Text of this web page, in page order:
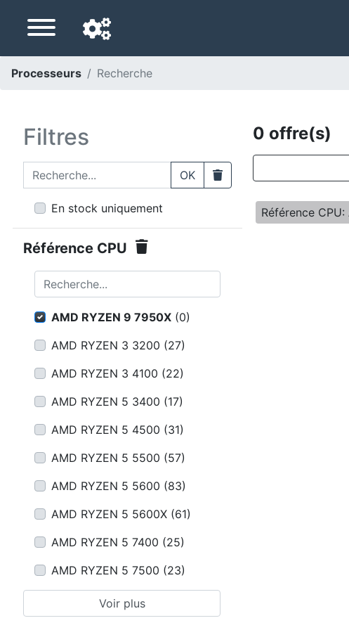
Pays de livraison
Accueil
Baisses de prix
Paramètres
Soutenez-nous
Contactez-nous
Conditions
Catégories
Processeurs Recherche
Filtres
Recherche... OK Clear
En stock uniquement
Référence CPU
Recherche...
AMD RYZEN 9 7950X (0)
AMD RYZEN 3 3200 (27)
AMD RYZEN 3 4100 (22)
AMD RYZEN 5 3400 (17)
AMD RYZEN 5 4500 (31)
AMD RYZEN 5 5500 (57)
AMD RYZEN 5 5600 (83)
AMD RYZEN 5 5600X (61)
AMD RYZEN 5 7400 (25)
AMD RYZEN 5 7500 (23)
Voir plus
0 offre(s)
Référence